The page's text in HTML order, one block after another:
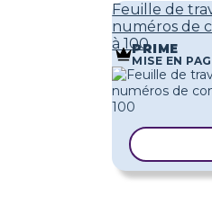
Feuille de
numéros de
à 100PRIME
MISE EN